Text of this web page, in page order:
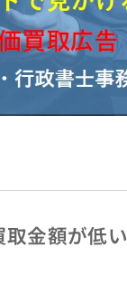
金額が低い